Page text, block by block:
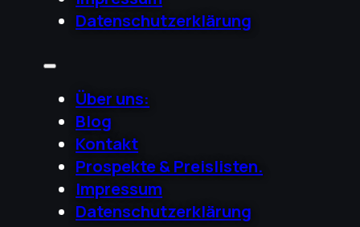
Datenschutzerklärung
Über uns:
Blog
Kontakt
Prospekte & Preislisten.
Impressum
Datenschutzerklärung